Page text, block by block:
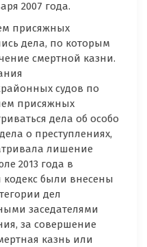
2007 года.
присяжных
дела, по которым
смертной казни.
судов по
присяжных
дела об особо
о преступлениях,
лишение
2013 года в
были внесены
дел
заседателями
за совершение
казнь или